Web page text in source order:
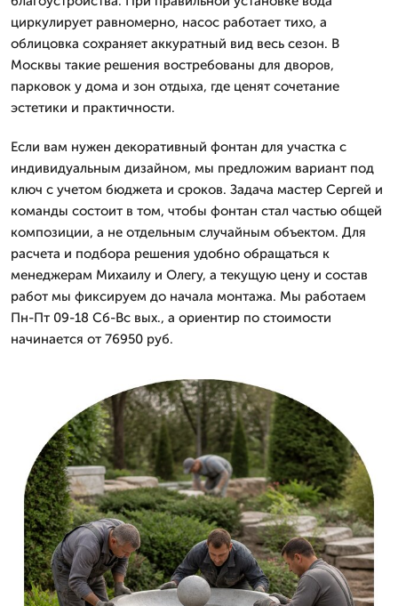
циркулирует равномерно, насос работает тихо, а
облицовка сохраняет аккуратный вид весь сезон. В
Москвы такие решения востребованы для дворов,
парковок у дома и зон отдыха, где ценят сочетание
эстетики и практичности.
Если вам нужен декоративный фонтан для участка с
индивидуальным дизайном, мы предложим вариант под
ключ с учетом бюджета и сроков. Задача мастер Сергей и
команды состоит в том, чтобы фонтан стал частью общей
композиции, а не отдельным случайным объектом. Для
расчета и подбора решения удобно обращаться к
менеджерам Михаилу и Олегу, а текущую цену и состав
работ мы фиксируем до начала монтажа. Мы работаем
Пн-Пт 09-18 Сб-Вс вых., а ориентир по стоимости
начинается от 76950 руб.